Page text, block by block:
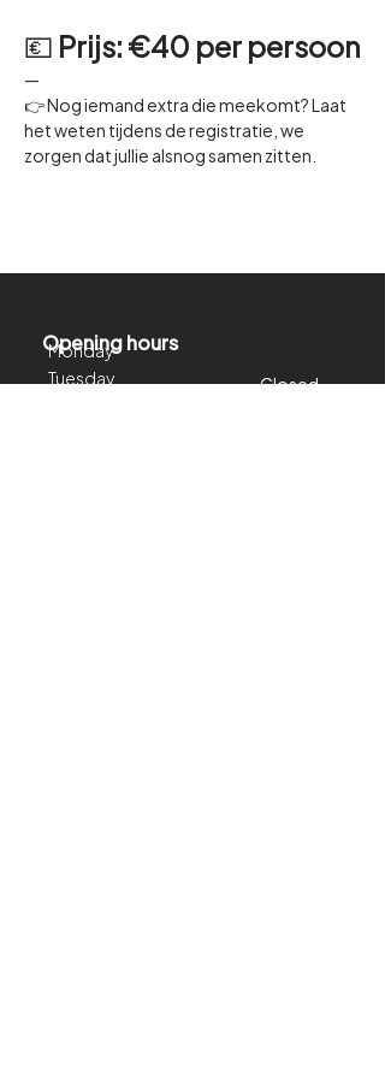
💶 Prijs: €40 per persoon
—
👉 Nog iemand extra die meekomt? Laat
het weten tijdens de registratie, we
zorgen dat jullie alsnog samen zitten.
Opening hours
Monday
Tuesday
Closed